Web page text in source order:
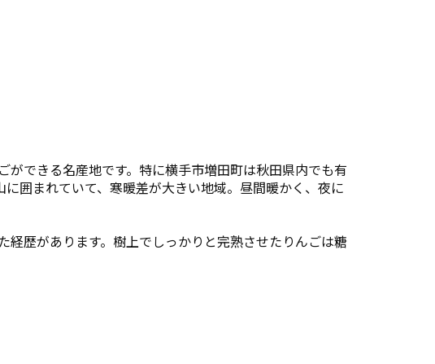
できる名産地です。特に横手市増田町は秋田県内でも有
囲まれていて、寒暖差が大きい地域。昼間暖かく、夜に
歴があります。樹上でしっかりと完熟させたりんごは糖